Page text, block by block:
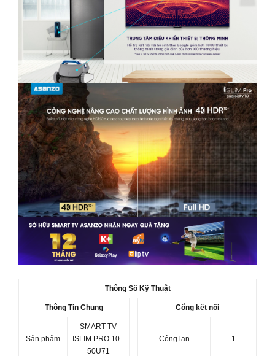
Thông Số Kỹ Thuật
Thông Tin Chung Cổng kết nối
Sản phẩm
SMART TV
ISLIM PRO 10 -
50U71
Cổng lan 1